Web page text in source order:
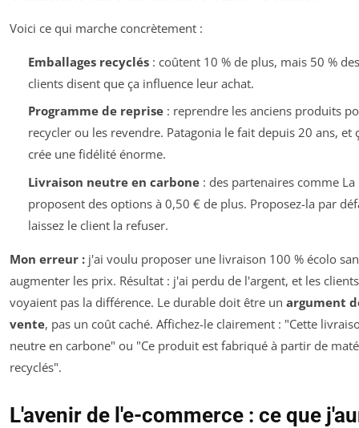
Voici ce qui marche concrètement :
Emballages recyclés: coûtent 10 % de plus, mais 50 % des
clients disent que ça influence leur achat.
Programme de reprise: reprendre les anciens produits
recycler ou les revendre. Patagonia le fait depuis 20 ans, et
crée une fidélité énorme.
Livraison neutre en carbone: des partenaires comme La
proposent des options à 0,50 € de plus. Proposez-la par
laissez le client la refuser.
Mon erreur : j'ai voulu proposer une livraison 100 % écolo
augmenter les prix. Résultat : j'ai perdu de l'argent, et les
voyaient pas la différence. Le durable doit être un argument
vente, pas un coût caché. Affichez-le clairement : "Cette
neutre en carbone" ou "Ce produit est fabriqué à partir de
recyclés".
L'avenir de l'e-commerce : ce que